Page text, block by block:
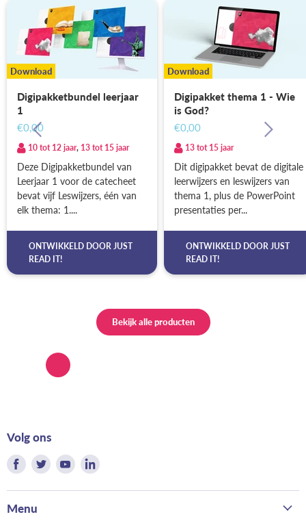
Download
Digipakketbundel leerjaar
1
€0,00
10 tot 12 jaar, 13 tot 15 jaar
Deze Digipakketbundel van
Leerjaar 1 voor de catecheet
bevat vijf Leswijzers, één van
elk thema: 1....
ONTWIKKELD DOOR JUST
READ IT!
Download
Digipakket thema 1 - Wie
is God?
€0,00
13 tot 15 jaar
Dit digipakket bevat de digitale
leerwijzers en leswijzers van
thema 1, plus de PowerPoint
presentaties per...
ONTWIKKELD DOOR JUST
READ IT!
Bekijk alle producten
Volg ons
Vind
Facebook
Vind Vind Vind
Menu